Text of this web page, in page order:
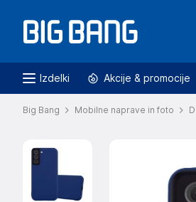
Izdelki Akcije & promocije
Big Bang Mobilne naprave in foto